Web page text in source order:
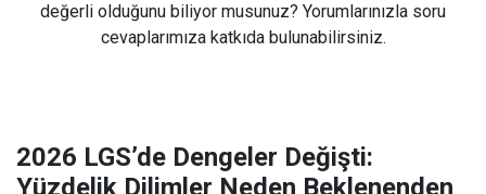
değerli olduğunu biliyor musunuz? Yorumlarınızla soru
cevaplarımıza katkıda bulunabilirsiniz.
2026 LGS’de Dengeler Değişti:
Yüzdelik Dilimler Neden Beklenenden